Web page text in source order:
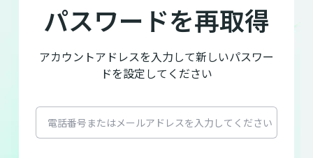
パスワードを再取得
アカウントアドレスを入力して新しいパスワー
ドを設定してください
電話番号またはメールアドレスを入力してください